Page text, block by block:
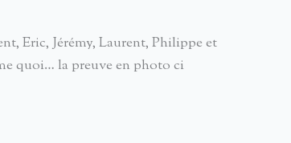
Eric, Jérémy, Laurent, Philippe et
quoi… la preuve en photo ci